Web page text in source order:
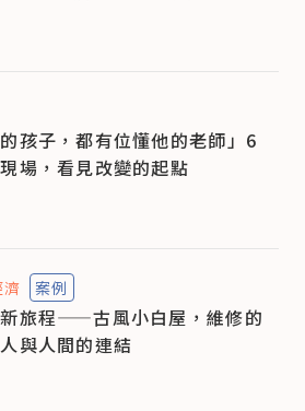
孩子，都有位懂他的老師」6
場，看見改變的起點
案例
旅程——古風小白屋，維修的
與人間的連結